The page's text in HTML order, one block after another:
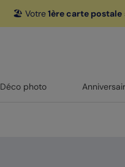
🏖️ Votre1ère carte postale
Déco photo